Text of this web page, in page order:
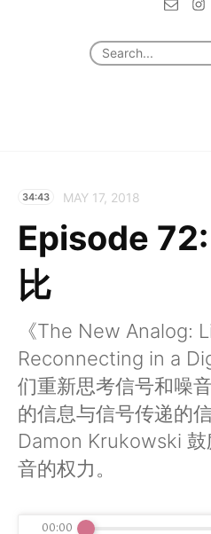
34:43 MAY 17, 2018
Episode
比
《The New Analog:
Reconnecting in a
们重新思考信号和噪
的信息与信号传递的
Damon Krukowski
音的权力。
00:00